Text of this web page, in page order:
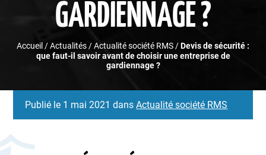
GARDIENNAGE ?
Accueil /Actualités /Actualité société RMS /Devis de sécurité :
que faut-il savoir avant de choisir une entreprise de
gardiennage ?
Publié le 1 mai 2021 dansActualité société RMS